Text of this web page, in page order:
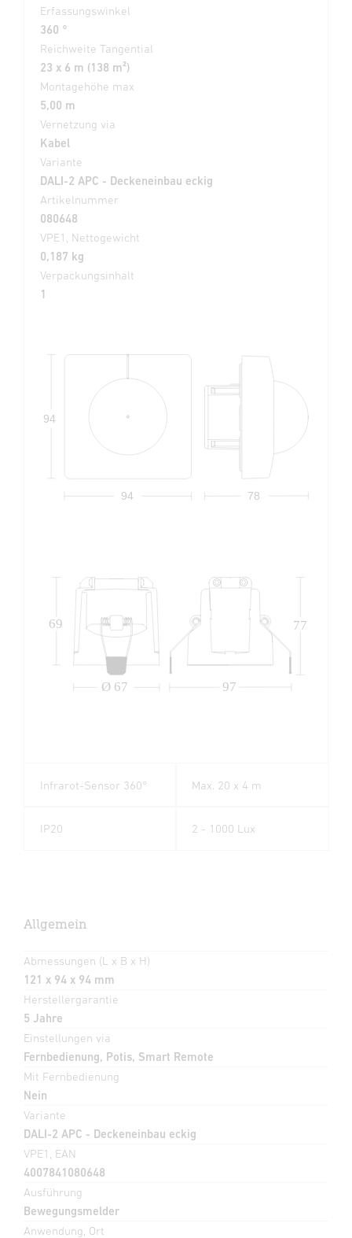
Erfassungswinkel
360 °
Reichweite Tangential
23 x 6 m (138 m²)
Montagehöhe max
5,00 m
Vernetzung via
Kabel
Variante
DALI-2 APC - Deckeneinbau eckig
Artikelnummer
080648
VPE1, Nettogewicht
0,187 kg
Verpackungsinhalt
1
78
94
94
Ø 67 97
69 77
Infrarot-Sensor 360° Max. 20 x 4 m
IP20 2 - 1000 Lux
Allgemein
Abmessungen (L x B x H)
121 x 94 x 94 mm
Herstellergarantie
5 Jahre
Einstellungen via
Fernbedienung, Potis, Smart Remote
Mit Fernbedienung
Nein
Variante
DALI-2 APC - Deckeneinbau eckig
VPE1, EAN
4007841080648
Ausführung
Bewegungsmelder
Anwendung, Ort